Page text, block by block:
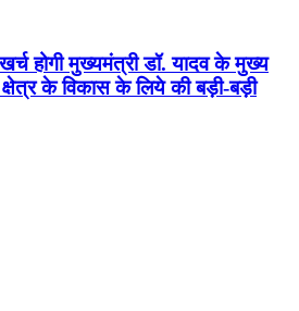
होगी मुख्यमंत्री डॉ. यादव के मुख्य
के विकास के लिये की बड़ी-बड़ी